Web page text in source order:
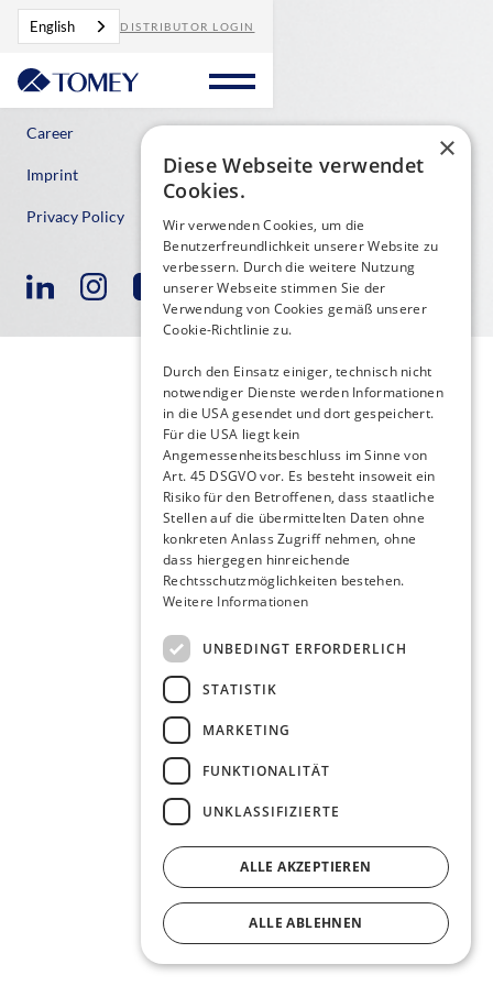
English DISTRIBUTOR LOGIN
Contact
Career
Imprint
Privacy Policy
×
Diese Webseite verwendet
Cookies.
Wir verwenden Cookies, um die
Benutzerfreundlichkeit unserer Website zu
verbessern. Durch die weitere Nutzung
unserer Webseite stimmen Sie der
Verwendung von Cookies gemäß unserer
Cookie-Richtlinie zu.
Durch den Einsatz einiger, technisch nicht
notwendiger Dienste werden Informationen
in die USA gesendet und dort gespeichert.
Für die USA liegt kein
Angemessenheitsbeschluss im Sinne von
Art. 45 DSGVO vor. Es besteht insoweit ein
Risiko für den Betroffenen, dass staatliche
Stellen auf die übermittelten Daten ohne
konkreten Anlass Zugriff nehmen, ohne
dass hiergegen hinreichende
Rechtsschutzmöglichkeiten bestehen.
Weitere Informationen
UNBEDINGT ERFORDERLICH
STATISTIK
MARKETING
FUNKTIONALITÄT
UNKLASSIFIZIERTE
ALLE AKZEPTIEREN
ALLE ABLEHNEN